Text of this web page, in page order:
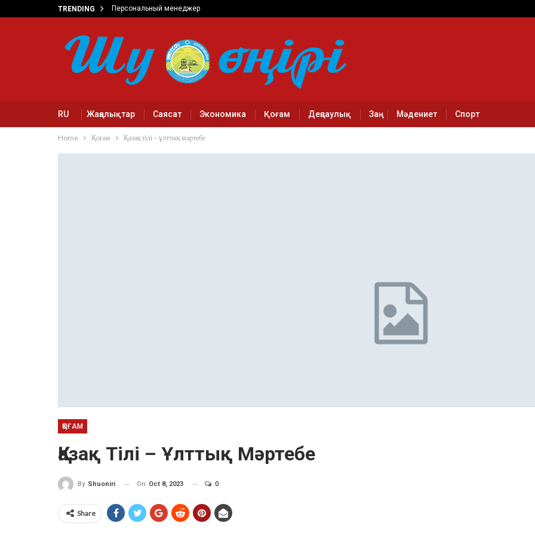
TRENDING Персональный менеджер
RU Жаңалықтар Саясат Экономика Қоғам Деңсаулық Заң Мәдениет Спорт
Home Қоғам Қазақ тілі – ұлттық мәртебе
ҚОҒАМ
Қазақ Тілі – Ұлттық Мәртебе
By Shuoniri On Oct 8, 2023 0
Share